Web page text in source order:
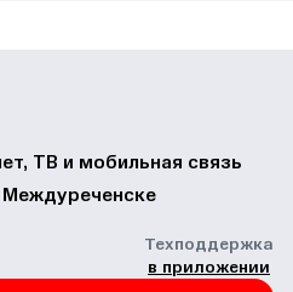
ТВ и мобильная связь
Междуреченске
Техподдержка
в приложении